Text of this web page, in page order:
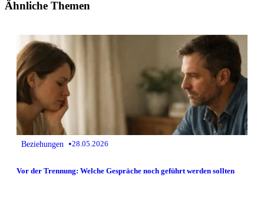
Ähnliche Themen
Beziehungen •28.05.2026
Vor der Trennung: Welche Gespräche noch geführt werden sollten